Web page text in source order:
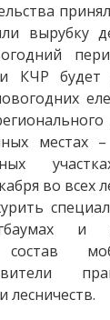
вырубку
КЧР
местах
во всех
и
лесничеств.